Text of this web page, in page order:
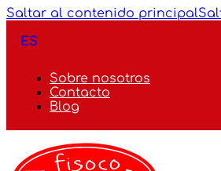
Saltar al contenido principal
ES
Sobre nosotros
Contacto
Blog